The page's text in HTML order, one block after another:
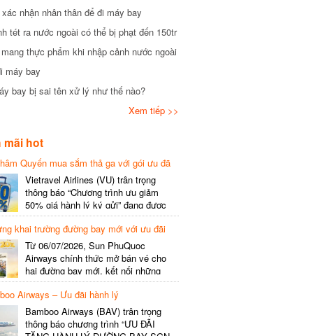
nhận nhân thân để đi máy bay
tét ra nước ngoài có thể bị phạt đến 150tr
thực phẩm khi nhập cảnh nước ngoài
bay
bay bị sai tên xử lý như thế nào?
Xem tiếp >>
hot
Quyến mua sắm thả ga với gói ưu đã
gói cước
Vietravel Airlines (VU) trân trọng
thông báo “Chương trình ưu giảm
50% giá hành lý ký gửi” đang được
triển khai cho đường bay quốc tế mới
kết nối từ TP. Hồ Chí Minh
(SGN) đi Thâm Quyến – Trung Quốc
(SZX), chi tiết như sau: LỊCH BAY
CHI TIẾT Đường bay SHCB Giờ khởi
hành Giờ đến Tần suất…
khai trường đường bay mới với ưu đãi
Từ 06/07/2026, Sun PhuQuoc
Airways chính thức mở bán vé cho
hai đường bay mới, kết nối những
điểm đến giàu trải nghiệm, giúp hành
khách khám phá vẻ đẹp thiên nhiên
và văn hóa của miền Trung Việt Nam.
Thông tin đường bay mới Đường bay
Airways – Ưu đãi hành lý
Bamboo Airways (BAV) trân trọng
thông báo chương trình “ƯU ĐÃI